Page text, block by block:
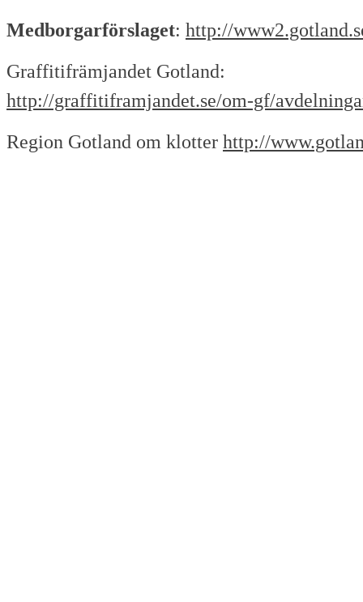
Medborgarförslaget: http://
Graffitifrämjandet Gotland:
http://graffitiframjandet.se/om-gf/
Region Gotland om klotter http://